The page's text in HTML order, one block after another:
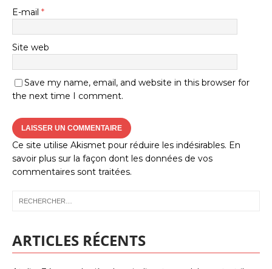
E-mail *
Site web
Save my name, email, and website in this browser for
the next time I comment.
Ce site utilise Akismet pour réduire les indésirables. En
savoir plus sur la façon dont les données de vos
commentaires sont traitées.
ARTICLES RÉCENTS